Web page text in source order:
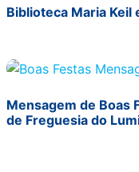
Biblioteca Maria
Mensagem de Boas
de Freguesia do